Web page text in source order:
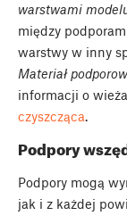
warstwami
między
warstwy w inny
Materiał
informacji o
czyszcząca
Podpory
Podpory mogą
jak i z każdej